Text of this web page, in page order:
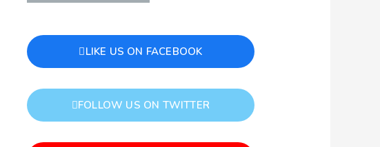
LIKE US ON FACEBOOK
FOLLOW US ON TWITTER